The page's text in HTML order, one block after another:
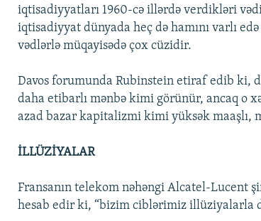
iqtisadiyyatları 1960-cə illərdə verdikləri
iqtisadiyyat dünyada heç də hamını varlı
vədlərlə müqayisədə çox cüzidir.
Davos forumunda Rubinstein etiraf edib ki,
daha etibarlı mənbə kimi görünür, ancaq o
azad bazar kapitalizmi kimi yüksək maaşlı,
İLLÜZİYALAR
Fransanın telekom nəhəngi Alcatel-Lucent
hesab edir ki, “bizim ciblərimiz illüziyalarla